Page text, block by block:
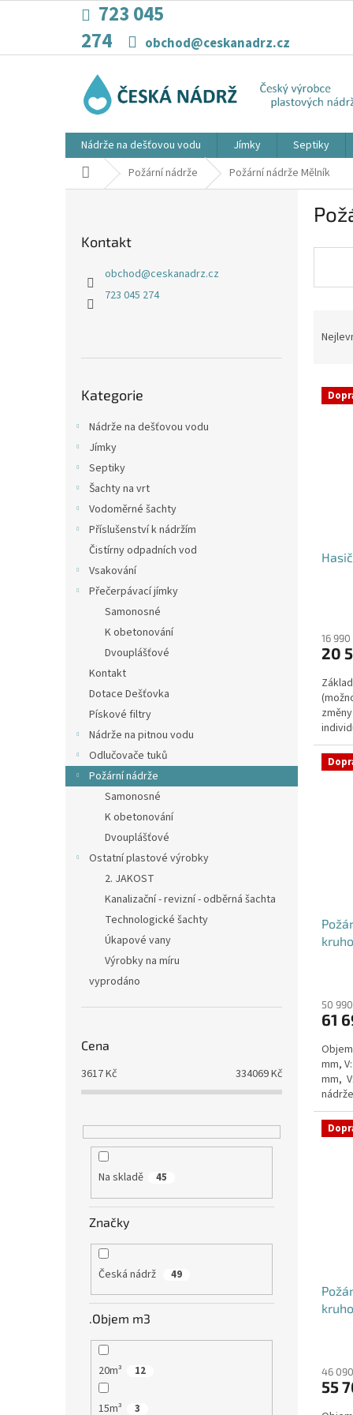
723 045
274
obchod@ceskanadrz.cz
Nádrže na dešťovou vodu Jímky Septiky
Domů Požární nádrže Požární nádrže Mělník
Kontakt
obchod@ceskanadrz.cz
723 045 274
kategorie
Kategorie
Nádrže na dešťovou vodu
Jímky
Septiky
Šachty na vrt
Vodoměrné šachty
Příslušenství k nádržím
Čistírny odpadních vod
Vsakování
Přečerpávací jímky
Samonosné
K obetonování
Dvouplášťové
Kontakt
Dotace Dešťovka
Pískové filtry
Nádrže na pitnou vodu
Odlučovače tuků
Požární nádrže
Samonosné
K obetonování
Dvouplášťové
Ostatní plastové výrobky
2. JAKOST
Kanalizační - revizní - odběrná šachta
Technologické šachty
Úkapové vany
Výrobky na míru
vyprodáno
Cena
3617Kč 334069Kč
Na skladě 45
Značky
Česká nádrž 49
.Objem m3
20m³ 12
15m³ 3
nV
je
z
5
16
20
50
61
mm,
mm,
nádrž
46
55